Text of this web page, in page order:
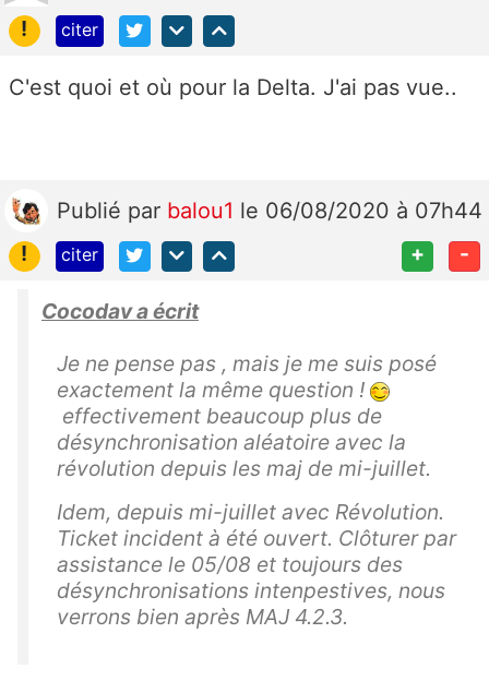
!
citer
C'est quoi et où pour la Delta. J'ai pas vue..
Publié par balou1 le 06/08/2020 à 07h44
!
citer + -
Cocodav a écrit
Je ne pense pas , mais je me suis posé
exactement la même question !
effectivement beaucoup plus de
désynchronisation aléatoire avec la
révolution depuis les maj de mi-juillet.
Idem, depuis mi-juillet avec Révolution.
Ticket incident à été ouvert. Clôturer par
assistance le 05/08 et toujours des
désynchronisations intenpestives, nous
verrons bien après MAJ 4.2.3.